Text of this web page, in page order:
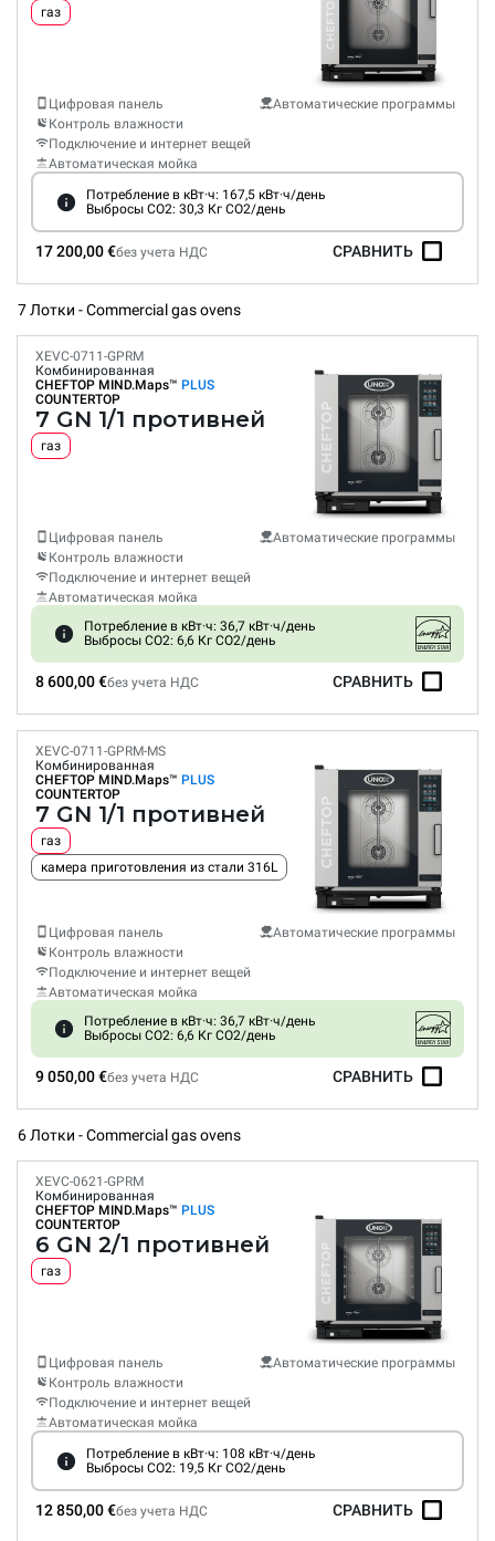
газ
Цифровая панель
Контроль влажности
Подключение и интернет вещей
Автоматическая мойка
Автоматические программы
Потребление в кВт·ч: 167,5 кВт·ч/день
Выбросы CO2: 30,3 Кг CO2/день
17 200,00 €без учета НДС СРАВНИТЬ
7 Лотки - Commercial gas ovens
XEVC-0711-GPRM
Комбинированная
CHEFTOP MIND.Maps™ PLUS
COUNTERTOP
7 GN 1/1 противней
газ
Цифровая панель
Контроль влажности
Подключение и интернет вещей
Автоматическая мойка
Автоматические программы
Потребление в кВт·ч: 36,7 кВт·ч/день
Выбросы CO2: 6,6 Кг CO2/день
8 600,00 €без учета НДС СРАВНИТЬ
XEVC-0711-GPRM-MS
Комбинированная
CHEFTOP MIND.Maps™ PLUS
COUNTERTOP
7 GN 1/1 противней
газ
камера приготовления из стали 316L
Цифровая панель
Контроль влажности
Подключение и интернет вещей
Автоматическая мойка
Автоматические программы
Потребление в кВт·ч: 36,7 кВт·ч/день
Выбросы CO2: 6,6 Кг CO2/день
9 050,00 €без учета НДС СРАВНИТЬ
6 Лотки - Commercial gas ovens
XEVC-0621-GPRM
Комбинированная
CHEFTOP MIND.Maps™ PLUS
COUNTERTOP
6 GN 2/1 противней
газ
Цифровая панель
Контроль влажности
Подключение и интернет вещей
Автоматическая мойка
Автоматические программы
Потребление в кВт·ч: 108 кВт·ч/день
Выбросы CO2: 19,5 Кг CO2/день
12 850,00 €без учета НДС СРАВНИТЬ